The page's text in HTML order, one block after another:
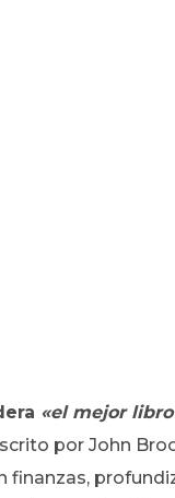
«el mejor
por John
finanzas,